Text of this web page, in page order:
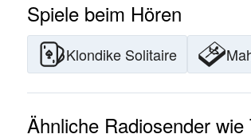
Spiele beim Hören
Klondike Solitaire
Ähnliche Radiosender